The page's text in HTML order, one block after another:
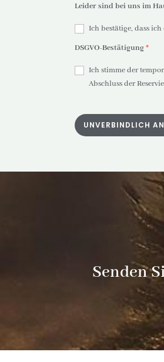
Leider sind bei uns im
Ich bestätige, dass
DSGVO-Bestätigung*
Ich stimme der
Abschluss der
UNVERBINDLICH
Senden